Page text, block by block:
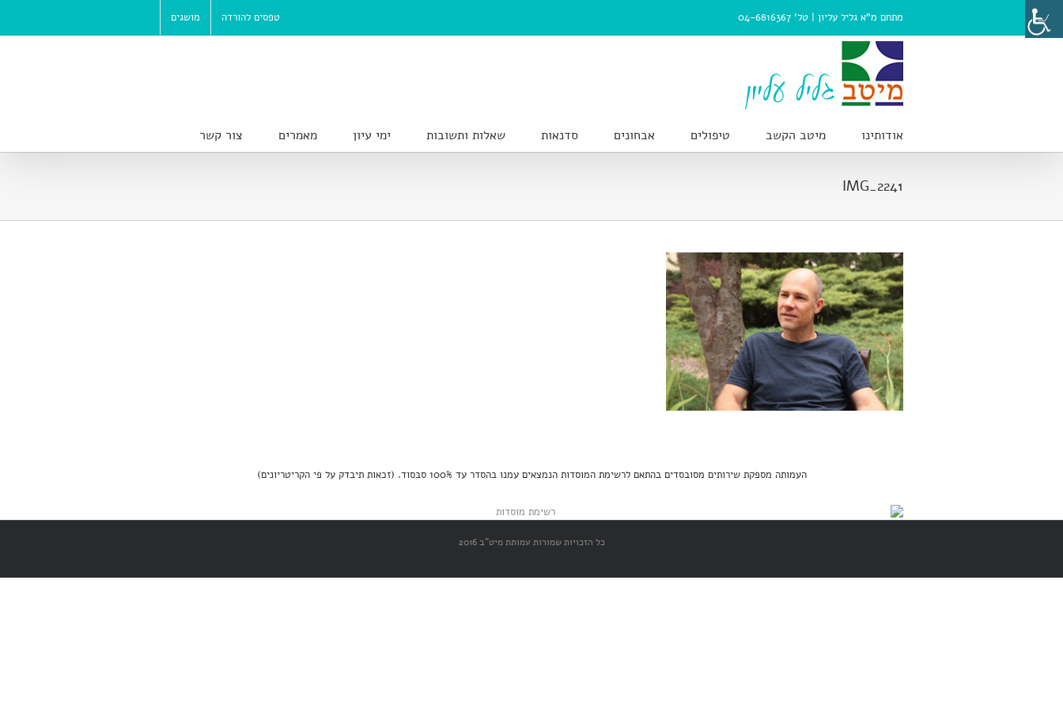
content
מתחם מ"א גליל עליון | טל' 04-6816367 טפסים להורדה מושגים
אודותינו מיטב הקשב טיפולים אבחונים סדנאות שאלות ותשובות ימי עיון מאמרים צור קשר
IMG_2241
העמותה מספקת שירותים מסובסדים בהתאם לרשימת המוסדות הנמצאים עמנו בהסדר עד 100% סבסוד. (זכאות תיבדק על פי הקריטריונים)
כל הזכויות שמורות עמותת מיט"ב 2016